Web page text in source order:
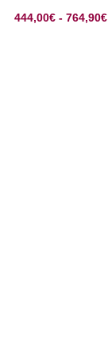
444,00€ - 764,90€